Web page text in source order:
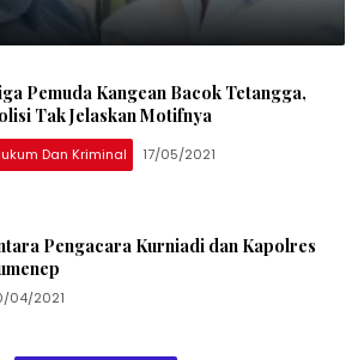
Pemuda Kangean Bacok Tetangga,
Tak Jelaskan Motifnya
Dan Kriminal 17/05/2021
Pengacara Kurniadi dan Kapolres
04/2021